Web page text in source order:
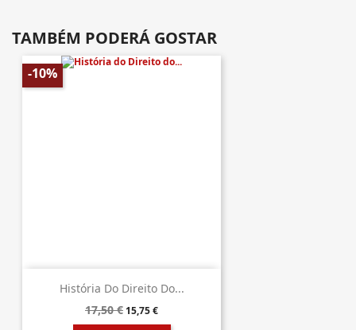
TAMBÉM PODERÁ GOSTAR
História Do Direito Do...
17,50 € 15,75 €
-10%